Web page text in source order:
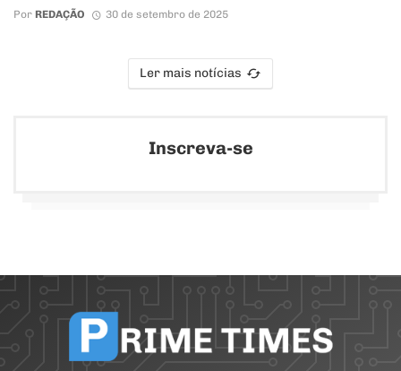
Por REDAÇÃO 30 de setembro de 2025
Ler mais notícias
Inscreva-se